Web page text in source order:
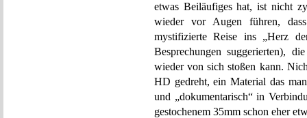
etwas Beiläufiges hat, ist nicht
wieder vor Augen führen,
mystifizierte Reise ins „Herz
Besprechungen suggerierten),
wieder von sich stoßen kann.
HD gedreht, ein Material das
und „dokumentarisch“ in
gestochenem 35mm schon eher